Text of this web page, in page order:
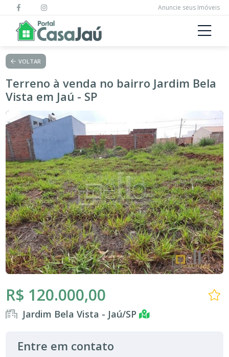
Anuncie seus Imóveis
VOLTAR
Terreno à venda no bairro Jardim Bela
Vista em Jaú - SP
R$ 120.000,00
Jardim Bela Vista - Jaú/SP
Entre em contato